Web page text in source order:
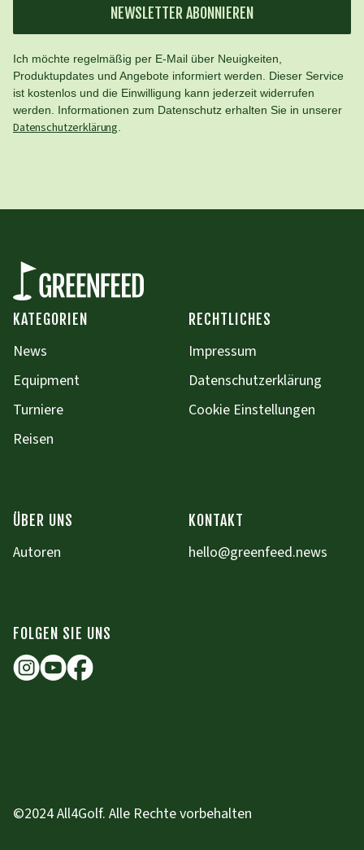
NEWSLETTER ABONNIEREN
Ich möchte regelmäßig per E-Mail über Neuigkeiten,
Produktupdates und Angebote informiert werden. Dieser Service
ist kostenlos und die Einwilligung kann jederzeit widerrufen
werden. Informationen zum Datenschutz erhalten Sie in unserer
Datenschutzerklärung.
KATEGORIEN
News
Equipment
Turniere
Reisen
RECHTLICHES
Impressum
Datenschutzerklärung
Cookie Einstellungen
ÜBER UNS
Autoren
KONTAKT
hello@greenfeed.news
FOLGEN SIE UNS
©2024 All4Golf. Alle Rechte vorbehalten